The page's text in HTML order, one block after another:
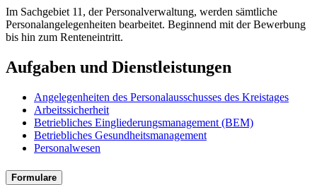
Im Sachgebiet 11, der Personalverwaltung, werden sämtliche
Personalangelegenheiten bearbeitet. Beginnend mit der Bewerbung
bis hin zum Renteneintritt.
Aufgaben und Dienstleistungen
Angelegenheiten des Personalausschusses des Kreistages
Arbeitssicherheit
Betriebliches Eingliederungsmanagement (BEM)
Betriebliches Gesundheitsmanagement
Personalwesen
Formulare